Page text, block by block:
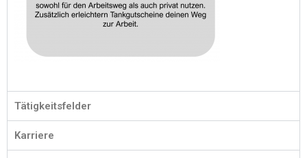
Tätigkeitsfelder
Karriere